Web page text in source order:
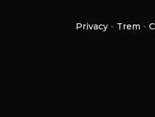
Privacy - Trem -